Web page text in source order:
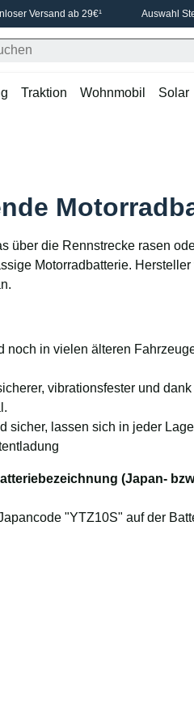
Versand ab 29€¹ Auswahl
Traktion Wohnmobil Solar
über die Rennstrecke rasen
Motorradbatterie. Hersteller
noch in vielen älteren
vibrationsfester und
sicher, lassen sich in jeder
(Japan-
"YTZ10S" auf der